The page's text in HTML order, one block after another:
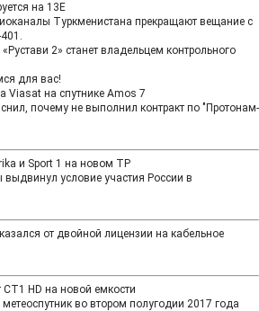
на 13Е
Туркменистана прекращают вещание с
2» станет владельцем контрольного
для вас!
Viasat на спутнике Amos 7
почему не выполнил контракт по "Протонам-
и Sport 1 нa новом TP
выдвинул условие участия России в
от двойной лицензии на кабельное
CT1 HD на новой емкости
во втором полугодии 2017 года